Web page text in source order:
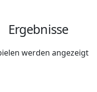
Ergebnisse
werden angezeigt